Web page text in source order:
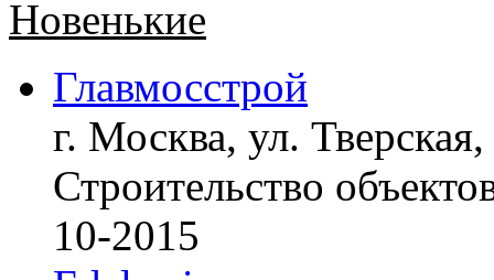
Новенькие
Главмосстрой
г. Москва, ул.
Строительство
10-2015